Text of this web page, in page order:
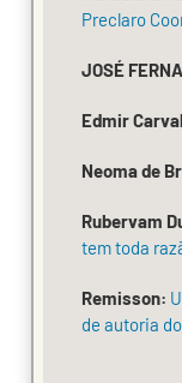
de
um
Preclaro
JOSÉ
Edmir
Neoma de
Rubervam
tem toda
Remisson:
de autoria